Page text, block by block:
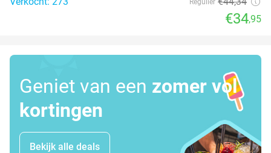
€34,95
Geniet van een zomer vol
kortingen
Bekijk alle deals